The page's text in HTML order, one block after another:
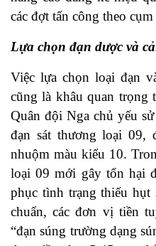
các đợt tấn công theo
Lựa chọn đạn dược và
Việc lựa chọn loại đạn
cũng là khâu quan trọng
Quân đội Nga chủ yếu
đạn sát thương loại 09,
nhuộm màu kiểu 10.
loại 09 mới gây tổn hại
phục tình trạng thiếu hụt
chuẩn, các đơn vị tiền
“đạn súng trường dạng